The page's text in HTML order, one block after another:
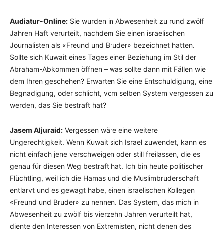
Audiatur-Online: Sie wurden in Abwesenheit zu rund zwölf
Jahren Haft verurteilt, nachdem Sie einen israelischen
Journalisten als «Freund und Bruder» bezeichnet hatten.
Sollte sich Kuwait eines Tages einer Beziehung im Stil der
Abraham-Abkommen öffnen – was sollte dann mit Fällen wie
dem Ihren geschehen? Erwarten Sie eine Entschuldigung, eine
Begnadigung, oder schlicht, vom selben System vergessen zu
werden, das Sie bestraft hat?
Jasem Aljuraid: Vergessen wäre eine weitere
Ungerechtigkeit. Wenn Kuwait sich Israel zuwendet, kann es
nicht einfach jene verschweigen oder still freilassen, die es
genau für diesen Weg bestraft hat. Ich bin heute politischer
Flüchtling, weil ich die Hamas und die Muslimbruderschaft
entlarvt und es gewagt habe, einen israelischen Kollegen
«Freund und Bruder» zu nennen. Das System, das mich in
Abwesenheit zu zwölf bis vierzehn Jahren verurteilt hat,
diente den Interessen von Extremisten, nicht denen des